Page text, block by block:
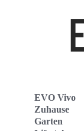
EVO Vivo
Zuhause
Garten